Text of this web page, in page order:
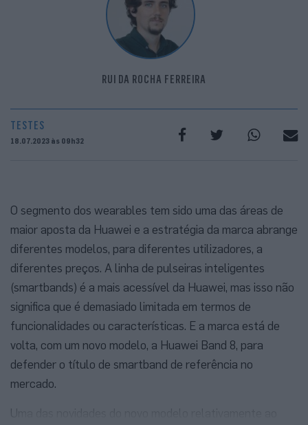
RUI DA ROCHA FERREIRA
TESTES
18.07.2023 às 09h32
O segmento dos wearables tem sido uma das áreas de
maior aposta da Huawei e a estratégia da marca abrange
diferentes modelos, para diferentes utilizadores, a
diferentes preços. A linha de pulseiras inteligentes
(smartbands) é a mais acessível da Huawei, mas isso não
significa que é demasiado limitada em termos de
funcionalidades ou características. E a marca está de
volta, com um novo modelo, a Huawei Band 8, para
defender o título de smartband de referência no
mercado.
Uma das novidades do novo modelo relativamente ao